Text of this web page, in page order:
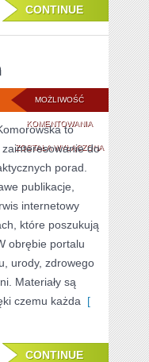
CONTINUE
MOŻLIWOŚĆ
KOMENTOWANIAPRAWO
I
UPRAWNIENIA
ZOSTAŁA WYŁĄCZONA
to
do
porad.
publikacje,
internetowy
które poszukują
obrębie portalu
urody, zdrowego
Materiały są
czemu każda [
CONTINUE